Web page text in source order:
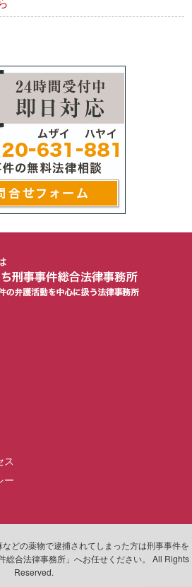
ス
ー
どの薬物で逮捕されてしまった方は刑事事件を
総合法律事務所」へお任せください。 All Rights
Reserved.